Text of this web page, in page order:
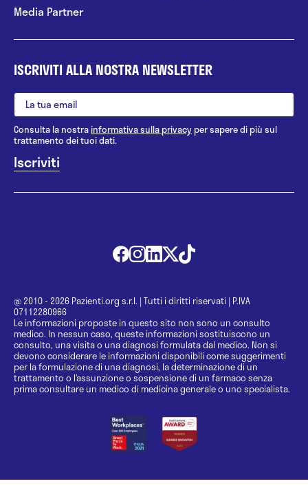
Media Partner
ISCRIVITI ALLA NOSTRA NEWSLETTER
Consulta la nostrainformativa sulla privacy per sapere di più sul
trattamento dei tuoi dati.
@ 2010 - 2026 Pazienti.org s.r.l. | Tutti i diritti riservati | P.IVA
07112280966
Le informazioni proposte in questo sito non sono un consulto
medico. In nessun caso, queste informazioni sostituiscono un
consulto, una visita o una diagnosi formulata dal medico. Non si
devono considerare le informazioni disponibili come suggerimenti
per la formulazione di una diagnosi, la determinazione di un
trattamento o l’assunzione o sospensione di un farmaco senza
prima consultare un medico di medicina generale o uno specialista.